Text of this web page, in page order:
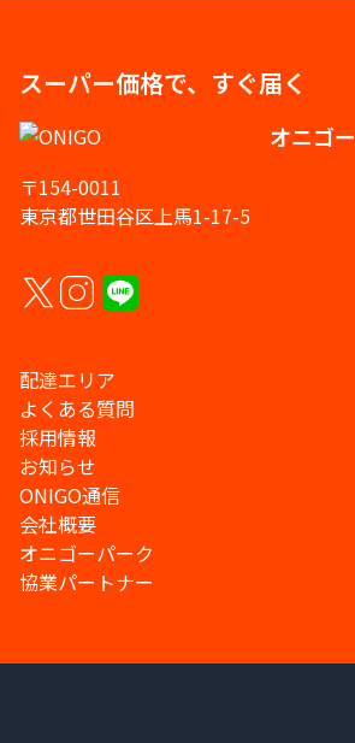
スーパー価格で、すぐ届く
オニゴー
〒154-0011
東京都世田谷区上馬1-17-5
配達エリア
よくある質問
採用情報
お知らせ
ONIGO通信
会社概要
オニゴーパーク
協業パートナー